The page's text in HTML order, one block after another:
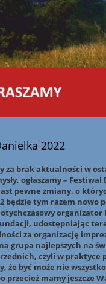
2022
za brak aktualności w
ogłaszamy –
pewne zmiany, o
będzie tym razem nowo
organizator
udostępniając
za organizację
grupa najlepszych na
czyli w praktyce
że być może nie
przecież mamy jeszcze